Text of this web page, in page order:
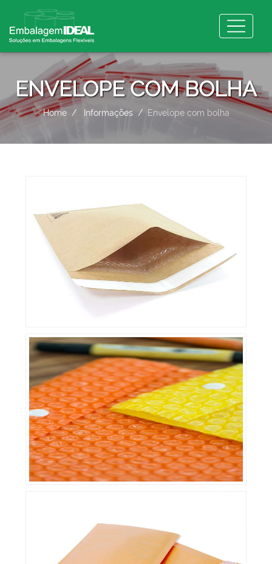
ENVELOPE COM BOLHA
Home Informações Envelope com bolha